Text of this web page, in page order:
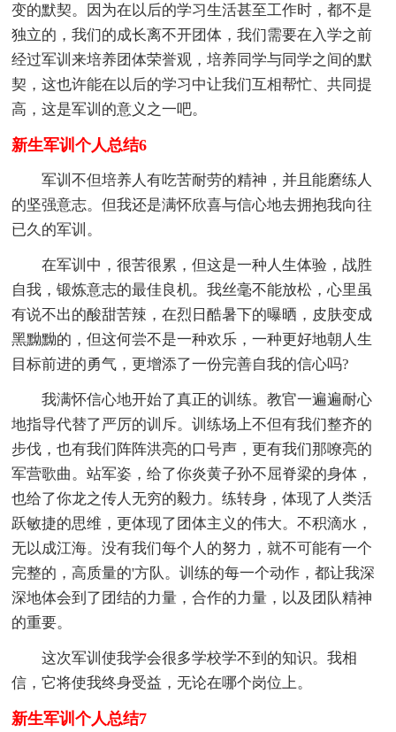
变的默契。因为在以后的学习生活甚至工作时，都不是
独立的，我们的成长离不开团体，我们需要在入学之前
经过军训来培养团体荣誉观，培养同学与同学之间的默
契，这也许能在以后的学习中让我们互相帮忙、共同提
高，这是军训的意义之一吧。
新生军训个人总结6
军训不但培养人有吃苦耐劳的精神，并且能磨练人
的坚强意志。但我还是满怀欣喜与信心地去拥抱我向往
已久的军训。
在军训中，很苦很累，但这是一种人生体验，战胜
自我，锻炼意志的最佳良机。我丝毫不能放松，心里虽
有说不出的酸甜苦辣，在烈日酷暑下的曝晒，皮肤变成
黑黝黝的，但这何尝不是一种欢乐，一种更好地朝人生
目标前进的勇气，更增添了一份完善自我的信心吗?
我满怀信心地开始了真正的训练。教官一遍遍耐心
地指导代替了严厉的训斥。训练场上不但有我们整齐的
步伐，也有我们阵阵洪亮的口号声，更有我们那嘹亮的
军营歌曲。站军姿，给了你炎黄子孙不屈脊梁的身体，
也给了你龙之传人无穷的毅力。练转身，体现了人类活
跃敏捷的思维，更体现了团体主义的伟大。不积滴水，
无以成江海。没有我们每个人的努力，就不可能有一个
完整的，高质量的'方队。训练的每一个动作，都让我深
深地体会到了团结的力量，合作的力量，以及团队精神
的重要。
这次军训使我学会很多学校学不到的知识。我相
信，它将使我终身受益，无论在哪个岗位上。
新生军训个人总结7